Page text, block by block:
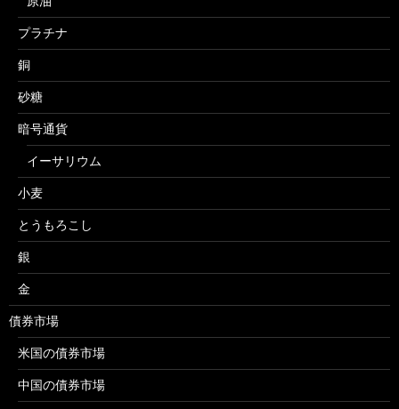
プラチナ
銅
砂糖
暗号通貨
イーサリウム
小麦
とうもろこし
銀
金
債券市場
米国の債券市場
中国の債券市場